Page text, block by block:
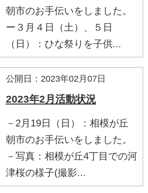
朝市のお手伝いをしました。
ー３月４日（土）、５日
（日）：ひな祭りを子供...
公開日：2023年02月07日
2023年2月活動状況
－2月19日（日）：相模が丘
朝市のお手伝いをしました。
－写真：相模が丘4丁目での河
津桜の様子(撮影...